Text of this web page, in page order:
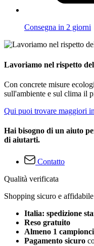
Consegna in 2 giorni
Lavoriamo nel rispetto
Con concrete misure
sull'ambiente e sul clima il
Qui puoi trovare maggiori
Hai bisogno di un aiuto
di aiutarti.
Contatto
Qualità verificata
Shopping sicuro e affidabile
Italia: spedizione
Reso gratuito
Almeno 1
Pagamento sicuro